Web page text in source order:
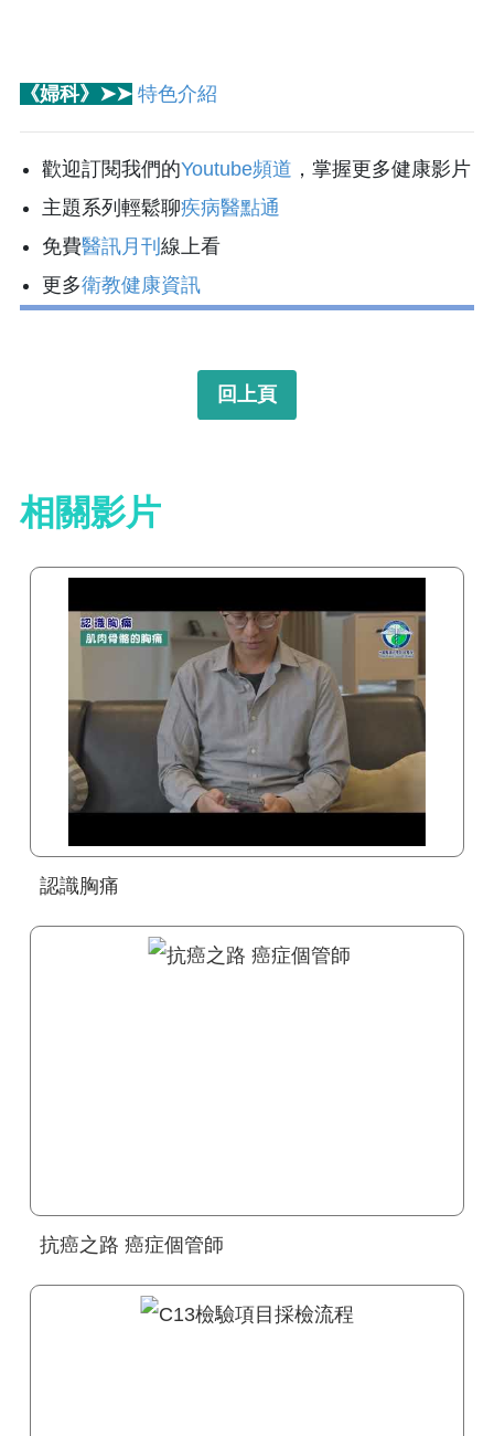
《婦科》➤➤ 特色介紹
歡迎訂閱我們的Youtube頻道 ，掌握更多健康影片
主題系列輕鬆聊疾病醫點通
免費醫訊月刊 線上看
更多衛教健康資訊
回上頁
相關影片
認識胸痛
抗癌之路 癌症個管師